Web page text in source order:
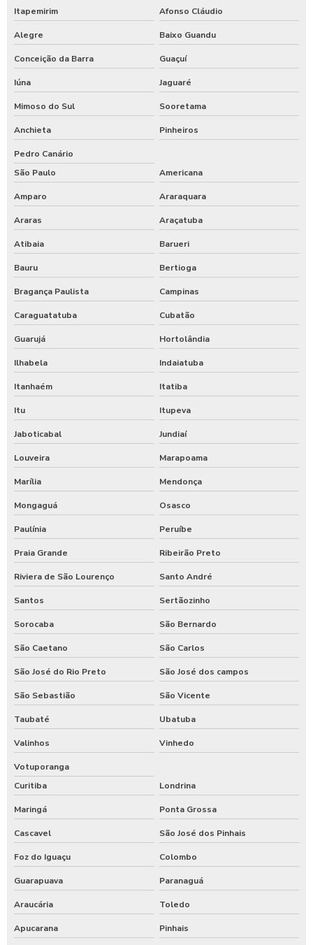
Itapemirim Afonso Cláudio
Alegre Baixo Guandu
Conceição da Barra Guaçuí
Iúna Jaguaré
Mimoso do Sul Sooretama
Anchieta Pinheiros
Pedro Canário
São Paulo
Americana
Amparo Araraquara
Araras Araçatuba
Atibaia Barueri
Bauru Bertioga
Bragança Paulista Campinas
Caraguatatuba Cubatão
Guarujá Hortolândia
Ilhabela Indaiatuba
Itanhaém Itatiba
Itu Itupeva
Jaboticabal Jundiaí
Louveira Marapoama
Marília Mendonça
Mongaguá Osasco
Paulínia Peruíbe
Praia Grande Ribeirão Preto
Riviera de São Lourenço Santo André
Santos Sertãozinho
Sorocaba São Bernardo
São Caetano São Carlos
São José do Rio Preto São José dos campos
São Sebastião São Vicente
Taubaté Ubatuba
Valinhos Vinhedo
Votuporanga
Curitiba
Londrina
Maringá Ponta Grossa
Cascavel São José dos Pinhais
Foz do Iguaçu Colombo
Guarapuava Paranaguá
Araucária Toledo
Apucarana Pinhais